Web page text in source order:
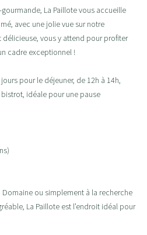
La Paillote vous accueille
avec une jolie vue sur notre
vous y attend pour profiter
cadre exceptionnel !
pour le déjeuner, de 12h à 14h,
idéale pour une pause
ou simplement à la recherche
La Paillote est l’endroit idéal pour